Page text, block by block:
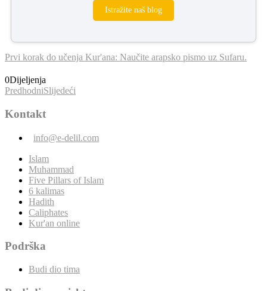
Istražite naš blog
Prvi korak do učenja Kur'ana: Naučite arapsko pismo uz Sufaru.
0Dijeljenja
PredhodniSlijedeći
Kontakt
info@e-delil.com
Islam
Muhammad
Five Pillars of Islam
6 kalimas
Hadith
Caliphates
Kur'an online
Podrška
Budi dio tima